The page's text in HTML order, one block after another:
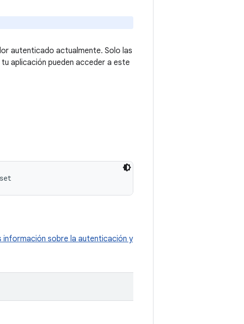
autenticado actualmente. Solo las
aplicación pueden acceder a este
información sobre la autenticación y